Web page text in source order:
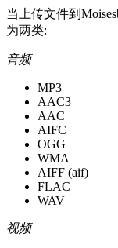
当上传文件到
为两类:
音频
MP3
AAC3
AAC
AIFC
OGG
WMA
AIFF (aif)
FLAC
WAV
视频